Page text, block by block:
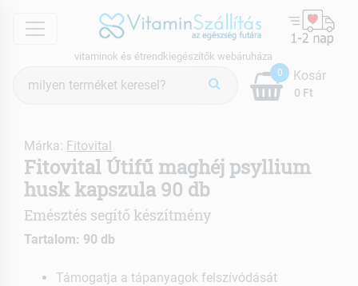
menu
vitaminok és étrendkiegészítők webáruháza
keresés
0
0 Ft
Kosár
Márka: Fitovital
Fitovital Útifű maghéj psyllium
husk kapszula 90 db
Emésztés segítő készítmény
Tartalom: 90 db
Támogatja a tápanyagok felszívódását